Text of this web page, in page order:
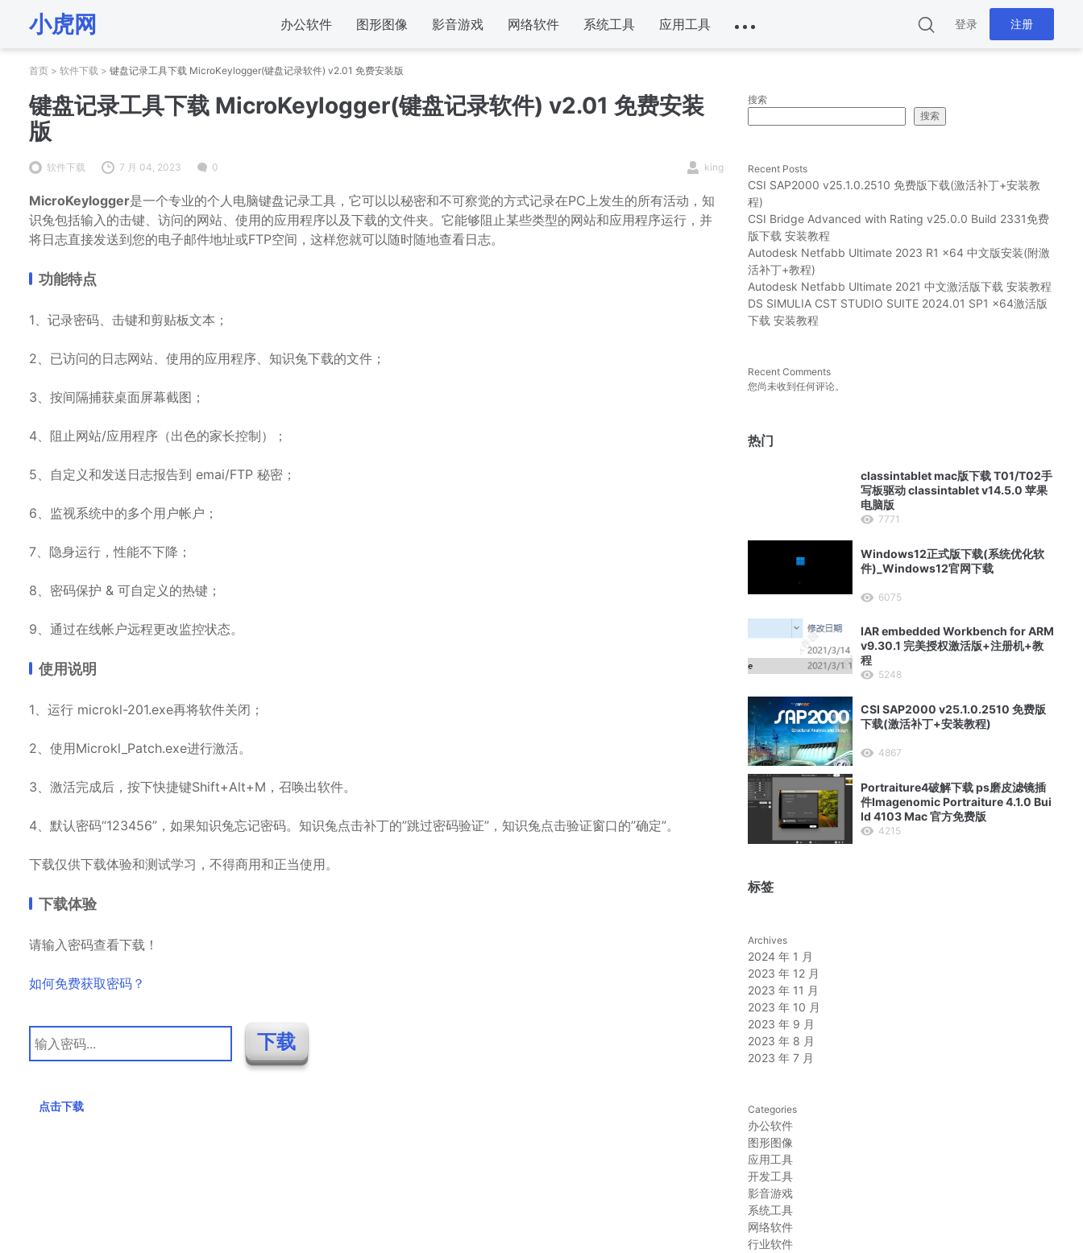
小虎网 办公软件 图形图像 影音游戏 网络软件 系统工具 应用工具 登录 注册
首页 > 软件下载 > 键盘记录工具下载 MicroKeylogger(键盘记录软件) v2.01 免费安装版
键盘记录工具下载 MicroKeylogger(键盘记录软件) v2.01 免费安装
版
软件下载 7 月 04, 2023 0 king
MicroKeylogger是一个专业的个人电脑键盘记录工具，它可以以秘密和不可察觉的方式记录在PC上发生的所有活动，知
识兔包括输入的击键、访问的网站、使用的应用程序以及下载的文件夹。它能够阻止某些类型的网站和应用程序运行，并
将日志直接发送到您的电子邮件地址或FTP空间，这样您就可以随时随地查看日志。
功能特点
1、记录密码、击键和剪贴板文本；
2、已访问的日志网站、使用的应用程序、知识兔下载的文件；
3、按间隔捕获桌面屏幕截图；
4、阻止网站/应用程序（出色的家长控制）；
5、自定义和发送日志报告到 emai/FTP 秘密；
6、监视系统中的多个用户帐户；
7、隐身运行，性能不下降；
8、密码保护 & 可自定义的热键；
9、通过在线帐户远程更改监控状态。
使用说明
1、运行 microkl-201.exe再将软件关闭；
2、使用Microkl_Patch.exe进行激活。
3、激活完成后，按下快捷键Shift+Alt+M，召唤出软件。
4、默认密码“123456”，如果知识兔忘记密码。知识兔点击补丁的”跳过密码验证”，知识兔点击验证窗口的”确定”。
下载仅供下载体验和测试学习，不得商用和正当使用。
下载体验
请输入密码查看下载！
如何免费获取密码？
点击下载
搜索
搜索
Recent Posts
CSI SAP2000 v25.1.0.2510 免费版下载(激活补丁+安装教
程)
CSI Bridge Advanced with Rating v25.0.0 Build 2331免费
版下载 安装教程
Autodesk Netfabb Ultimate 2023 R1 x64 中文版安装(附激
活补丁+教程)
Autodesk Netfabb Ultimate 2021 中文激活版下载 安装教程
DS SIMULIA CST STUDIO SUITE 2024.01 SP1 x64激活版
下载 安装教程
Recent Comments
您尚未收到任何评论。
热门
classintablet mac版下载 T01/T02手
写板驱动 classintablet v14.5.0 苹果
电脑版
7771
Windows12正式版下载(系统优化软
件)_Windows12官网下载
6075
IAR embedded Workbench for ARM
v9.30.1 完美授权激活版+注册机+教
程
5248
CSI SAP2000 v25.1.0.2510 免费版
下载(激活补丁+安装教程)
4867
Portraiture4破解下载 ps磨皮滤镜插
件Imagenomic Portraiture 4.1.0 Bui
ld 4103 Mac 官方免费版
4215
标签
Archives
2024 年 1 月
2023 年 12 月
2023 年 11 月
2023 年 10 月
2023 年 9 月
2023 年 8 月
2023 年 7 月
Categories
办公软件
图形图像
应用工具
开发工具
影音游戏
系统工具
网络软件
行业软件